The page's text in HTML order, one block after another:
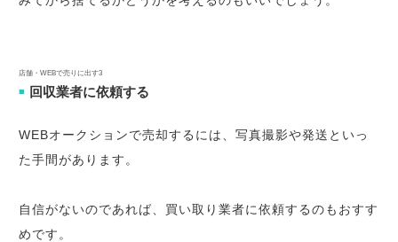
店舗・WEBで売りに出す3
■ 回収業者に依頼する
WEBオークションで売却するには、写真撮影や発送といっ
た手間があります。
自信がないのであれば、買い取り業者に依頼するのもおすす
めです。